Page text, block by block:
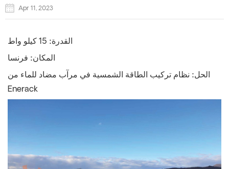
Apr 11, 2023
القدرة:
المكان: فرنسا
الحل: نظام تركيب الطاقة الشمسية في مرآب مضاد للماء من
Enerack